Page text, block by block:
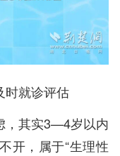
时就诊评估
，其实3—4岁以内
开，属于“生理性